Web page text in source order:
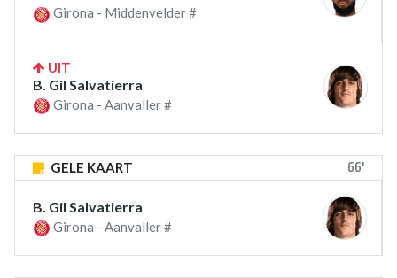
Girona - Middenvelder #
UIT
B. Gil Salvatierra
Girona - Aanvaller #
GELE KAART 66'
B. Gil Salvatierra
Girona - Aanvaller #